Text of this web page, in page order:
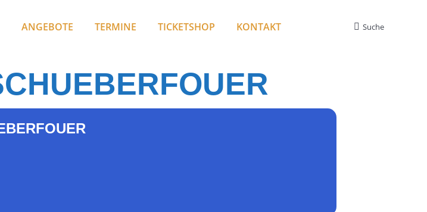
ANGEBOTE TERMINE TICKETSHOP KONTAKT Search:
Suche